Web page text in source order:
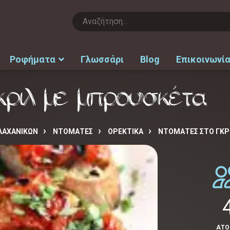
Ροφήματα Γλωσσάρι Blog Επικοινωνία
με μπρουσκέτα
ΝΤΟΜΑΤΕΣ ΟΡΕΚΤΙΚΑ ΝΤΟΜΆΤΕΣ ΣΤΟ